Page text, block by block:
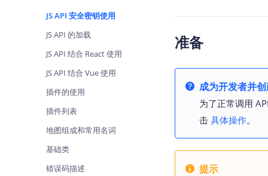
iOS
查询目标区域当前/未来天气
通过基站、Wifi获取位置信息
API
物
提供
公
提供手机银行APP地图应用
JS API 安全密钥使用
JS API 的加载
JS API 结合 React 使用
JS API 结合 Vue 使用
插件的使用
插件列表
地图组成和常用名词
基础类
错误码描述
准备
成为开发者并
为了正常调用
击 具体操作。
提示